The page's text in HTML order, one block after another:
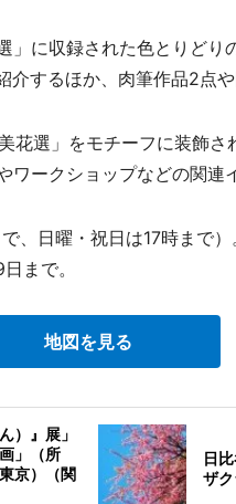
に収録された色とりどり
するほか、肉筆作品2点や
花選」をモチーフに装飾さ
ークショップなどの関連
、日曜・祝日は17時まで
まで。
地図を見る
）』展」
」（所
京）（関
日
ザ